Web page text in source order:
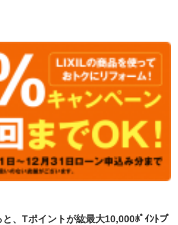
と、Tポイントが紘最大10,000ﾎﾟｲﾝﾄプ